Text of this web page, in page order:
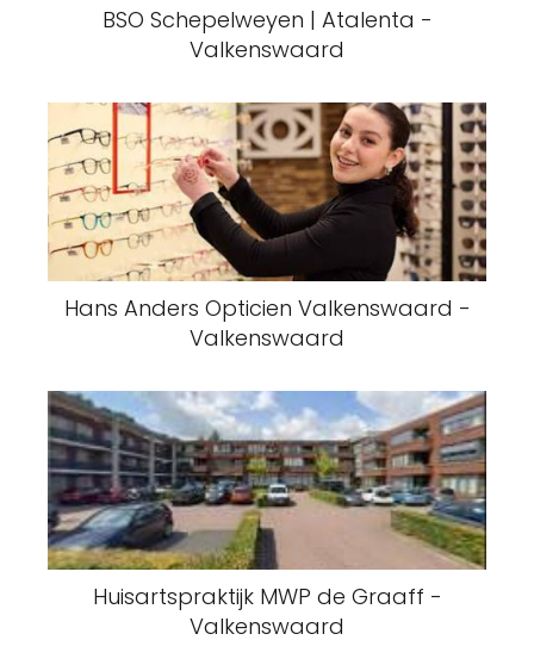
BSO Schepelweyen | Atalenta -
Valkenswaard
Hans Anders Opticien Valkenswaard -
Valkenswaard
Huisartspraktijk MWP de Graaff -
Valkenswaard